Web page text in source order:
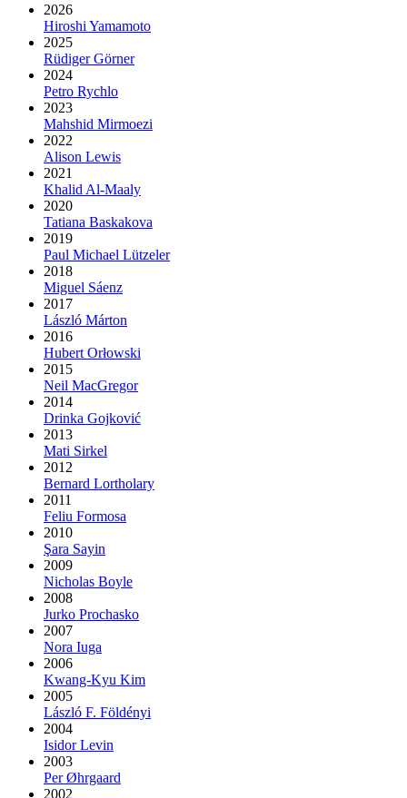
2026
Hiroshi Yamamoto
2025
Rüdiger Görner
2024
Petro Rychlo
2023
Mahshid Mirmoezi
2022
Alison Lewis
2021
Khalid Al-Maaly
2020
Tatiana Baskakova
2019
Paul Michael Lützeler
2018
Miguel Sáenz
2017
László Márton
2016
Hubert Orłowski
2015
Neil MacGregor
2014
Drinka Gojković
2013
Mati Sirkel
2012
Bernard Lortholary
2011
Feliu Formosa
2010
Şara Sayin
2009
Nicholas Boyle
2008
Jurko Prochasko
2007
Nora Iuga
2006
Kwang-Kyu Kim
2005
László F. Földényi
2004
Isidor Levin
2003
Per Øhrgaard
2002